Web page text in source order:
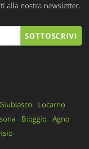
alla nostra newsletter.
SOTTOSCRIVI
Giubiasco
Locarno
Bioggio Agno